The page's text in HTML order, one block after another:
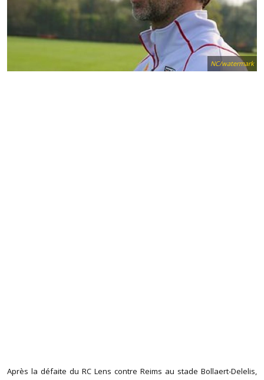
NC/watermark
Après la défaite du RC Lens contre Reims au stade Bollaert-Delelis,